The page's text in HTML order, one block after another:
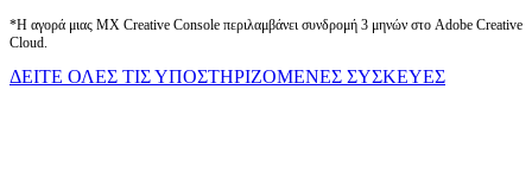
*Η αγορά μιας MX Creative Console περιλαμβάνει συνδρομή 3 μηνών στο Adobe Creative
Cloud.
ΔΕΙΤΕ ΟΛΕΣ ΤΙΣ ΥΠΟΣΤΗΡΙΖΟΜΕΝΕΣ ΣΥΣΚΕΥΕΣ